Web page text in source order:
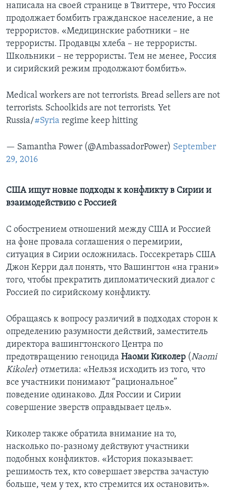
написала на своей странице в Твиттере, что Россия
продолжает бомбить гражданское население, а не
террористов. «Медицинские работники – не
террористы. Продавцы хлеба – не террористы.
Школьники – не террористы. Тем не менее, Россия
и сирийский режим продолжают бомбить».
Medical workers are not terrorists. Bread sellers are not
terrorists. Schoolkids are not terrorists. Yet
Russia/#Syria regime keep hitting
— Samantha Power (@AmbassadorPower) September
29, 2016
США ищут новые подходы к конфликту в Сирии и
взаимодействию с Россией
С обострением отношений между США и Россией
на фоне провала соглашения о перемирии,
ситуация в Сирии осложнилась. Госсекретарь США
Джон Керри дал понять, что Вашингтон «на грани»
того, чтобы прекратить дипломатический диалог с
Россией по сирийскому конфликту.
Обращаясь к вопросу различий в подходах сторон к
определению разумности действий, заместитель
директора вашингтонского Центра по
предотвращению геноцида Наоми Киколер (Naomi
Kikoler) отметила: «Нельзя исходить из того, что
все участники понимают “рациональное”
поведение одинаково. Для России и Сирии
совершение зверств оправдывает цель».
Киколер также обратила внимание на то,
насколько по-разному действуют участники
подобных конфликтов. «История показывает:
решимость тех, кто совершает зверства зачастую
больше, чем у тех, кто стремится их остановить».